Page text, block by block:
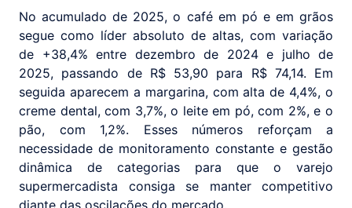
No acumulado de 2025, o café em pó e em grãos
segue como líder absoluto de altas, com variação
de +38,4% entre dezembro de 2024 e julho de
2025, passando de R$ 53,90 para R$ 74,14. Em
seguida aparecem a margarina, com alta de 4,4%, o
creme dental, com 3,7%, o leite em pó, com 2%, e o
pão, com 1,2%. Esses números reforçam a
necessidade de monitoramento constante e gestão
dinâmica de categorias para que o varejo
supermercadista consiga se manter competitivo